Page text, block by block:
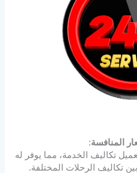
المنافسة:
تكاليف الخدمة، مما يوفر له
تكاليف الرحلات المختلفة.